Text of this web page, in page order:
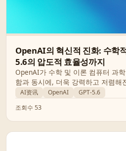
OpenAI의 혁신적 진화: 수학
5.6의 압도적 효율성까지
OpenAI가 수학 및 이론 컴퓨터 과
함과 동시에, 더욱 강력하고 저렴해
공개했습니다. AI가 주도하는 과학
의 미래를 확인해보세요.
AI资讯 OpenAI
GPT-5.6
조회수 53